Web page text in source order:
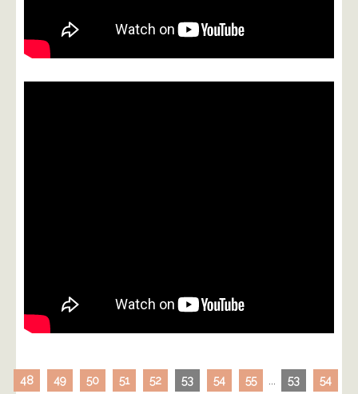
48 49 50 51 52 53 54 55 53 54